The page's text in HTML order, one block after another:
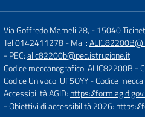
Via Goffredo Mameli 28, -15040
Tel 0142411278- Mail:
- PEC:alic82200b@pec.istruzione.it
Codice meccanografico: ALIC82200B -
Codice Univoco: UF5OYY- Codice
Accessibilità AGID: https://
- Obiettivi di accessibilità 2026: https://